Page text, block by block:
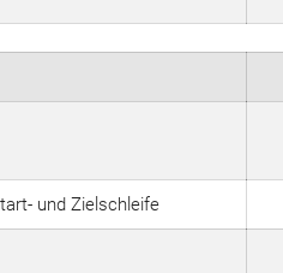
und Zielschleife